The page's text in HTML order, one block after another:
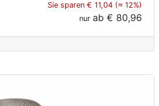
Sie sparen € 11,04 (≈ 12%)
nur ab € 80,96